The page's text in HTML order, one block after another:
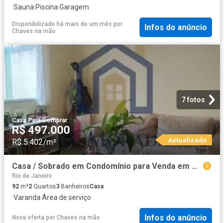
·Sauna·Piscina·Garagem
Disponibilizado há mais de um mês por
Chaves na mão
Infos do anúncio
7 fotos
Casa·Para Comprar
R$ 497.000
R$ 5.402/m² Actualizado
Casa / Sobrado em Condomínio para Venda em Maricá/RJ Guaratiba Ponta Negra 2 Quartos
Rio de Janeiro
92 m²2 Quartos3 BanheirosCasa
·Varanda·Área de serviço
Nova oferta por Chaves na mão Infos do anúncio